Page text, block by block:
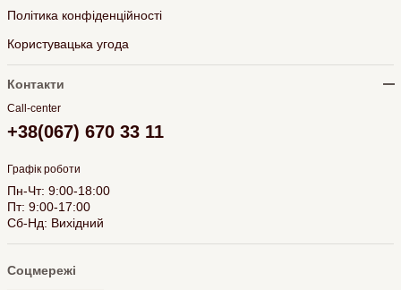
Політика конфіденційності
Користувацька угода
Контакти
Call-center
+38(067) 670 33 11
Графік роботи
Пн-Чт: 9:00-18:00
Пт: 9:00-17:00
Сб-Нд: Вихідний
Соцмережі